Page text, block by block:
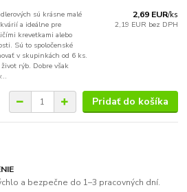
sú krásne malé
a ideálne pre
krevetkami alebo
Sú to spoločenské
v skupinkách od 6 ks.
rýb. Dobre však
2,69 EUR/ks
2,19 EUR bez DPH
Pridať do košíka
a bezpečne do 1–3 pracovných dní.